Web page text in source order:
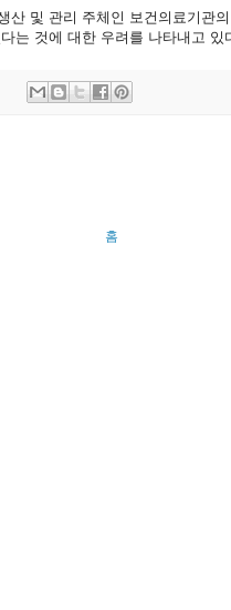
산 및 관리 주체인 보건의료기관
는 것에 대한 우려를 나타내고 있
홈